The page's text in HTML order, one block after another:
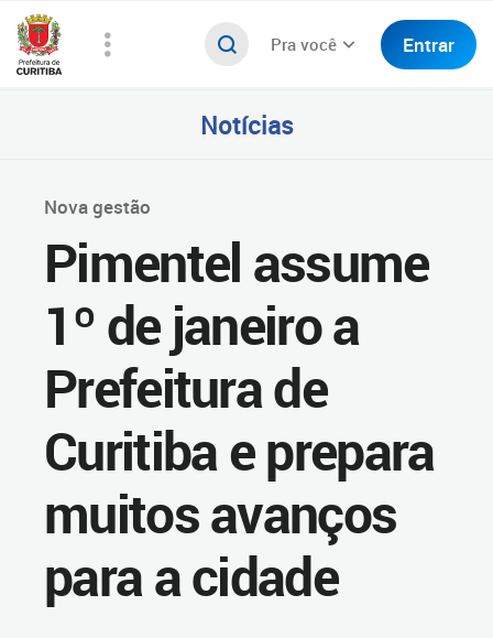
Pra você Entrar
Notícias
Nova gestão
Pimentel assume
1º de janeiro a
Prefeitura de
Curitiba e prepara
muitos avanços
para a cidade